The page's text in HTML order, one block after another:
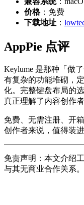
价格：免费
下载地址 ：
AppPie 点评
Keylume 是那种「做
有复杂的功能堆砌，
化。完整键盘布局的
真正理解了内容创作
免费、无需注册、开
创作者来说，值得装
免责声明：本文介绍
与其无商业合作关系。